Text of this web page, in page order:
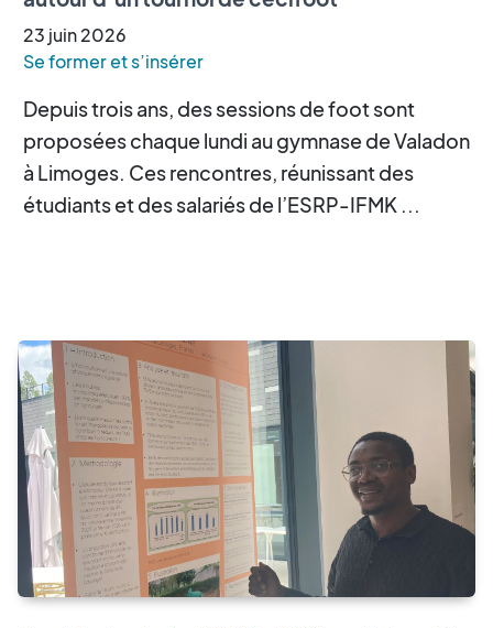
23 juin2026
Se former et s’insérer
Depuis trois ans, des sessions de foot sont
proposées chaque lundi au gymnase de Valadon
à Limoges. Ces rencontres, réunissant des
étudiants et des salariés de l’ESRP-IFMK ...